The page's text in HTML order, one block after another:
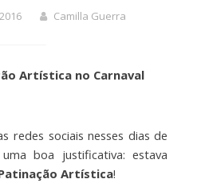
Camilla Guerra
Artística no Carnaval
redes sociais nesses dias de
boa justificativa: estava
Artística!